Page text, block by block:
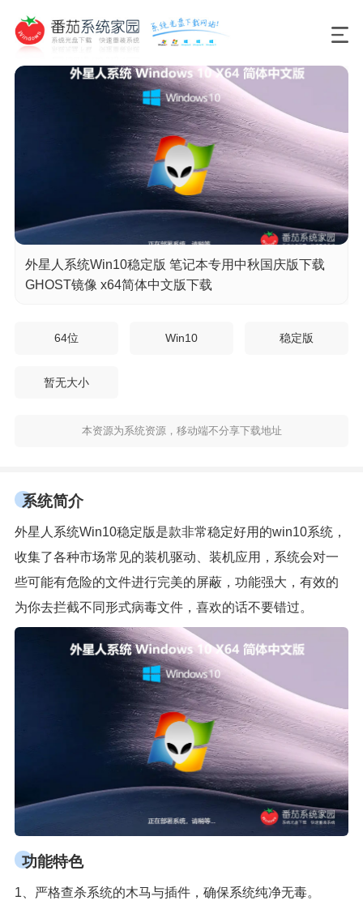
外星人系统Win10稳定版 笔记本专用中秋国庆版下载
GHOST镜像 x64简体中文版下载
64位 Win10 稳定版
暂无大小
本资源为系统资源，移动端不分享下载地址
系统简介
外星人系统Win10稳定版是款非常稳定好用的win10系统，
收集了各种市场常见的装机驱动、装机应用，系统会对一
些可能有危险的文件进行完美的屏蔽，功能强大，有效的
为你去拦截不同形式病毒文件，喜欢的话不要错过。
功能特色
1、严格查杀系统的木马与插件，确保系统纯净无毒。